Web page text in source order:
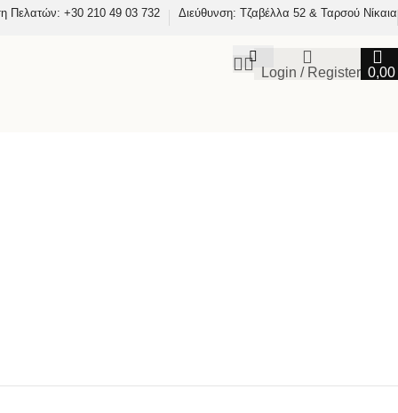
Πελατών: +30 210 49 03 732 Διεύθυνση: Τζαβέλλα 52 & Ταρσού Νίκαια
Login / Register 0,00